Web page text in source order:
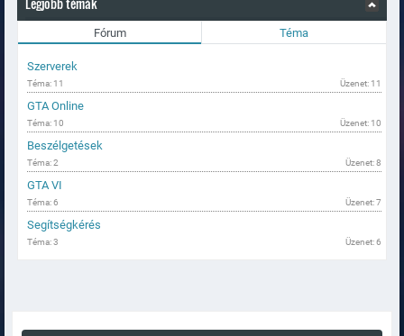
Fórum Téma
Szerverek
Téma: 11 Üzenet: 11
GTA Online
Téma: 10 Üzenet: 10
Beszélgetések
Téma: 2 Üzenet: 8
GTA VI
Téma: 6 Üzenet: 7
Segítségkérés
Téma: 3 Üzenet: 6